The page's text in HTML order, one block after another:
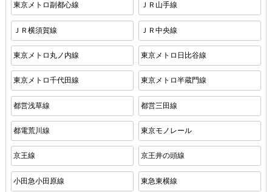
東京メトロ副都心線 ＪＲ山手線
ＪＲ横須賀線 ＪＲ中央線
東京メトロ丸ノ内線 東京メトロ日比谷線
東京メトロ千代田線 東京メトロ半蔵門線
都営浅草線 都営三田線
都電荒川線 東京モノレール
京王線 京王井の頭線
小田急小田原線 東急東横線